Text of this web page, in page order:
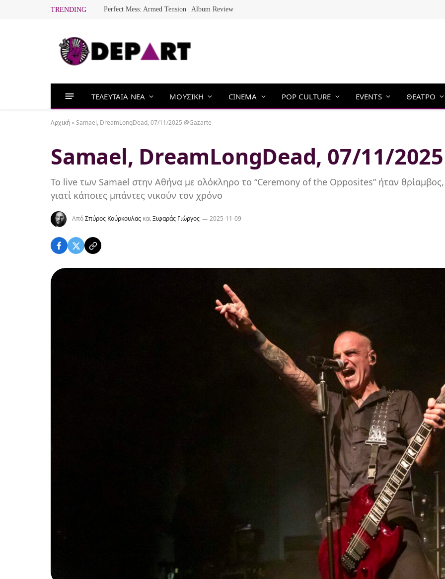
TRENDING Perfect Mess: Armed Tension | Album Review
ΤΕΛΕΥΤΑΙΑ ΝΕΑ ΜΟΥΣΙΚΗ CINEMA POP CULTURE EVENTS ΘΕΑΤΡΟ
Αρχική »Samael, DreamLongDead, 07/11/2025 @Gazarte
Samael, DreamLongDead, 07/11/
Το live των Samael στην Αθήνα με ολόκληρο το “Ceremony of the Opposites” ήταν
γιατί κάποιες μπάντες νικούν τον χρόνο
ΑπόΣπύρος Κούρκουλας καιΞιφαράς Γιώργος 2025-11-09